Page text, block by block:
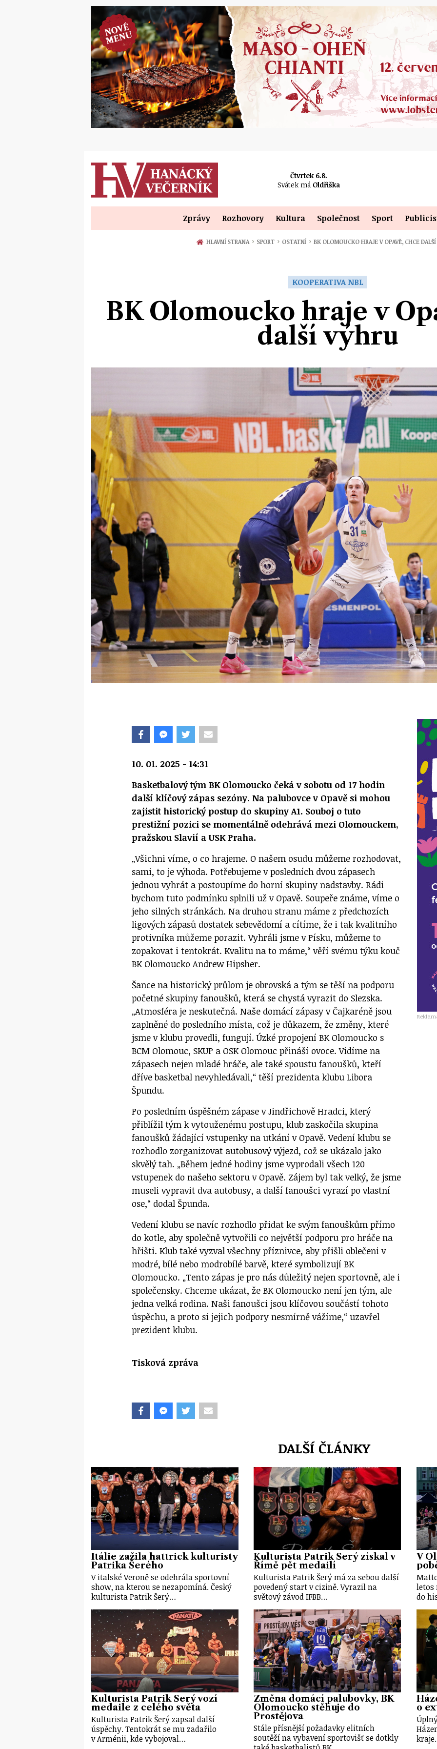
Čtvrtek 6.8.
Svátek má Oldřiška
Zprávy Rozhovory Kultura Společnost Sport
HLAVNÍ STRANA › SPORT › OSTATNÍ › BK OLOMOUCKO HRAJE V OPAVĚ, CHCE
KOOPERATIVA NBL
BK Olomoucko hraje v
další výhru
10. 01. 2025 - 14:31
Basketbalový tým BK Olomoucko čeká v sobotu od 17 hodin
další klíčový zápas sezóny. Na palubovce v Opavě si mohou
zajistit historický postup do skupiny A1. Souboj o tuto
prestižní pozici se momentálně odehrává mezi Olomouckem,
pražskou Slavií a USK Praha.
„Všichni víme, o co hrajeme. O našem osudu můžeme rozhodovat,
sami, to je výhoda. Potřebujeme v posledních dvou zápasech
jednou vyhrát a postoupíme do horní skupiny nadstavby. Rádi
bychom tuto podmínku splnili už v Opavě. Soupeře známe, víme o
jeho silných stránkách. Na druhou stranu máme z předchozích
ligových zápasů dostatek sebevědomí a cítíme, že i tak kvalitního
protivníka můžeme porazit. Vyhráli jsme v Písku, můžeme to
zopakovat i tentokrát. Kvalitu na to máme,“ věří svému týku kouč
BK Olomoucko Andrew Hipsher.
Šance na historický průlom je obrovská a tým se těší na podporu
početné skupiny fanoušků, která se chystá vyrazit do Slezska.
„Atmosféra je neskutečná. Naše domácí zápasy v Čajkaréně jsou
zaplněné do posledního místa, což je důkazem, že změny, které
jsme v klubu provedli, fungují. Úzké propojení BK Olomoucko s
BCM Olomouc, SKUP a OSK Olomouc přináší ovoce. Vidíme na
zápasech nejen mladé hráče, ale také spoustu fanoušků, kteří
dříve basketbal nevyhledávali,“ těší prezidenta klubu Libora
Špundu.
Po posledním úspěšném zápase v Jindřichově Hradci, který
přiblížil tým k vytouženému postupu, klub zaskočila skupina
fanoušků žádající vstupenky na utkání v Opavě. Vedení klubu se
rozhodlo zorganizovat autobusový výjezd, což se ukázalo jako
skvělý tah. „Během jedné hodiny jsme vyprodali všech 120
vstupenek do našeho sektoru v Opavě. Zájem byl tak velký, že jsme
museli vypravit dva autobusy, a další fanoušci vyrazí po vlastní
ose,“ dodal Špunda.
Vedení klubu se navíc rozhodlo přidat ke svým fanouškům přímo
do kotle, aby společně vytvořili co největší podporu pro hráče na
hřišti. Klub také vyzval všechny příznivce, aby přišli oblečeni v
modré, bílé nebo modrobílé barvě, které symbolizují BK
Olomoucko. „Tento zápas je pro nás důležitý nejen sportovně, ale i
společensky. Chceme ukázat, že BK Olomoucko není jen tým, ale
jedna velká rodina. Naši fanoušci jsou klíčovou součástí tohoto
úspěchu, a proto si jejich podpory nesmírně vážíme,“ uzavřel
prezident klubu.
Tisková zpráva
DALŠÍ ČLÁNKY
Itálie zažila hattrick kulturisty
Patrika Šerého
V italské Veroně se odehrála sportovní
show, na kterou se nezapomíná. Český
kulturista Patrik Šerý…
Kulturista Patrik Šerý získal v
Římě pět medailí
Kulturista Patrik Šerý má za sebou další
povedený start v cizině. Vyrazil na
světový závod IFBB…
V
letos
do
Kulturista Patrik Šerý vozí
medaile z celého světa
Kulturista Patrik Šerý zapsal další
úspěchy. Tentokrát se mu zadařilo
v Arménii, kde vybojoval…
Změna domácí palubovky, BK
Olomoucko stěhuje do
Prostějova
Stále přísnější požadavky elitních
soutěží na vybavení sportovišť se dotkly
o